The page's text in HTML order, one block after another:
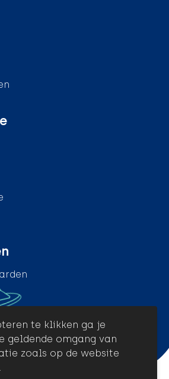
te klikken ga je
geldende omgang van
zoals op de website